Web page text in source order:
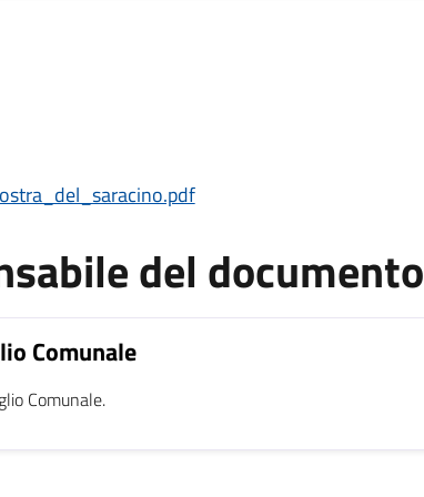
del documento
Comunale
Comunale.